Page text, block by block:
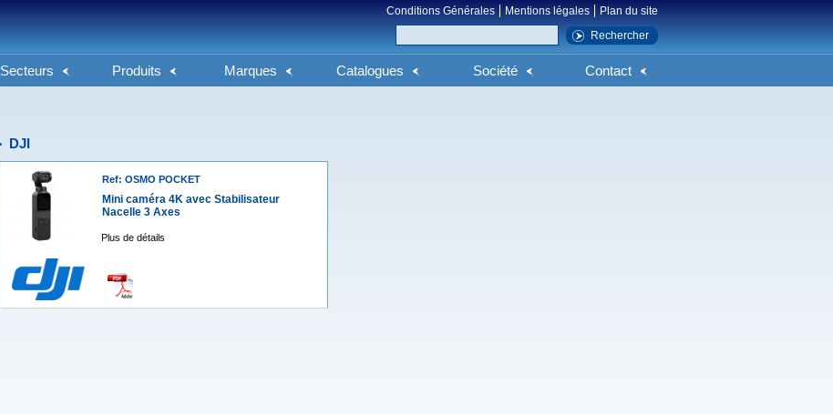
Conditions Générales Mentions légales Plan du site
Secteurs Produits Marques Catalogues Société Contact
DJI
Ref: OSMO POCKET
Mini caméra 4K avec Stabilisateur
Nacelle 3 Axes
Plus de détails